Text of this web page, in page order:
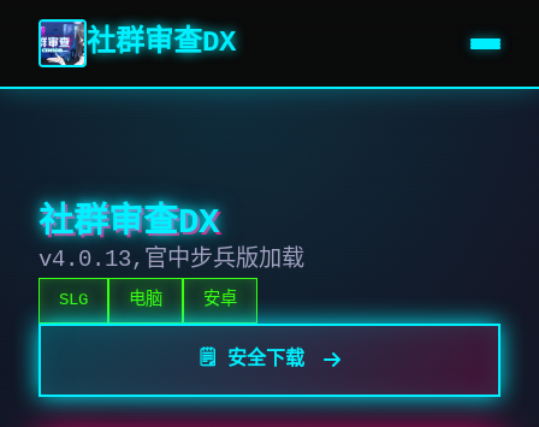
社群审查DX
社群审查DX
v4.0.13,官中步兵版加载
SLG 电脑 安卓
🗒️ 安全下载